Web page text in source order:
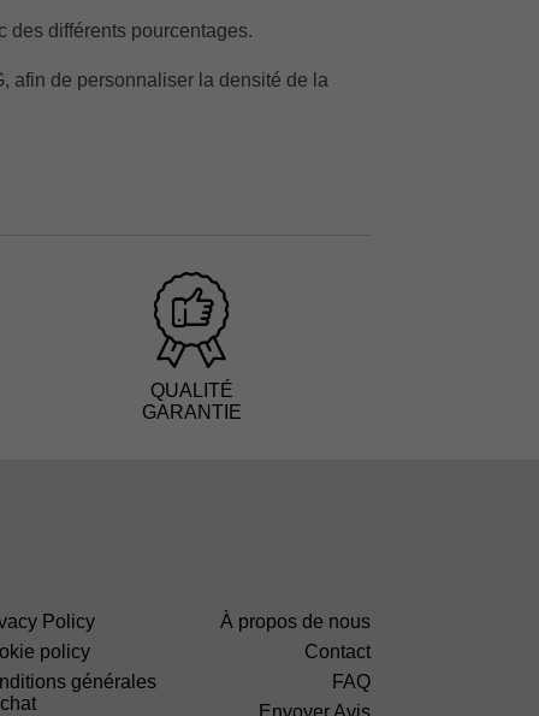
des différents pourcentages.
afin de personnaliser la densité de la
QUALITÉ
GARANTIE
Policy
policy
générales
À propos de nous
Contact
FAQ